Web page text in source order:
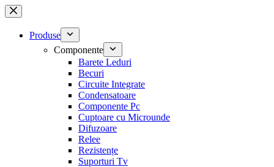
Sari
la
conținutProduse
Componente
Barete Leduri
Becuri
Circuite Integrate
Condensatoare
Componente Pc
Cuptoare cu Microunde
Difuzoare
Relee
Rezistențe
Suporturi Tv